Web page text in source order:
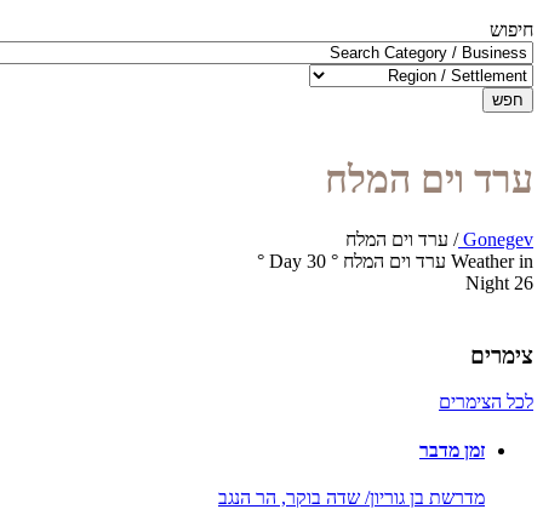
חיפוש
חפש
ערד וים המלח
Gonegev
/ ערד וים המלח
Weather in ערד וים המלח
°
30
Day
°
26
Night
צימרים
לכל הצימרים
זמן מדבר
מדרשת בן גוריון/ שדה בוקר, הר הנגב